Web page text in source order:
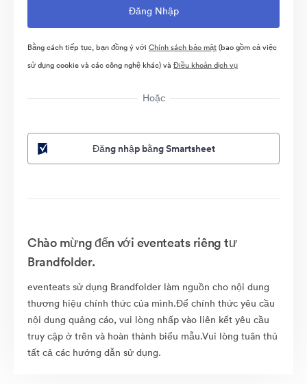
Bằng cách tiếp tục, bạn đồng ý với Chính sách bảo mật(bao gồm cả việc
sử dụng cookie và các công nghệ khác) và Điều khoản dịch vụ
Hoặc
Đăng nhập bằng Smartsheet
Chào mừng đến với eventeats riêng tư
Brandfolder.
eventeats sử dụng Brandfolder làm nguồn cho nội dung
thương hiệu chính thức của mình.Để chính thức yêu cầu
nội dung quảng cáo, vui lòng nhấp vào liên kết yêu cầu
truy cập ở trên và hoàn thành biểu mẫu.Vui lòng tuân thủ
tất cả các hướng dẫn sử dụng.